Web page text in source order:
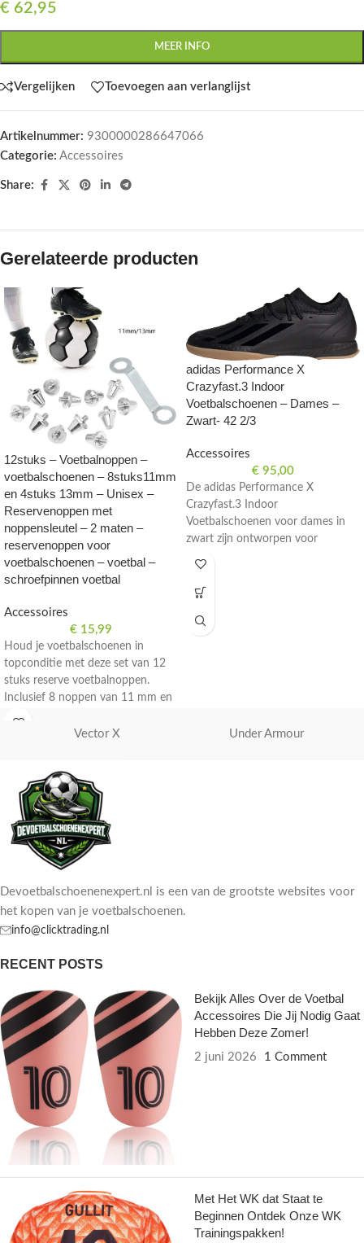
€ 62,95
MEER INFO
Vergelijken Toevoegen aan verlanglijst
Artikelnummer: 9300000286647066
Categorie: Accessoires
Share:
Gerelateerde producten
12stuks – Voetbalnoppen –
voetbalschoenen – 8stuks11mm
en 4stuks 13mm – Unisex –
Reservenoppen met
noppensleutel – 2 maten –
reservenoppen voor
voetbalschoenen – voetbal –
schroefpinnen voetbal
Accessoires
€ 15,99
Houd je voetbalschoenen in
topconditie met deze set van 12
stuks reserve voetbalnoppen.
Inclusief 8 noppen van 11 mm en
met een handige noppensleutel.
adidas Performance X
Crazyfast.3 Indoor
Voetbalschoenen – Dames –
Zwart- 42 2/3
Accessoires
€ 95,00
De adidas Performance X
Crazyfast.3 Indoor
Voetbalschoenen voor dames in
zwart zijn ontworpen voor
2/3.
Vector X Under Armour
Devoetbalschoenenexpert.nl is een van de grootste websites voor
het kopen van je voetbalschoenen.
info@clicktrading.nl
RECENT POSTS
Bekijk Alles Over de Voetbal
Accessoires Die Jij Nodig Gaat
Hebben Deze Zomer!
2 juni 2026 1 Comment
Met Het WK dat Staat te
Beginnen Ontdek Onze WK
Trainingspakken!